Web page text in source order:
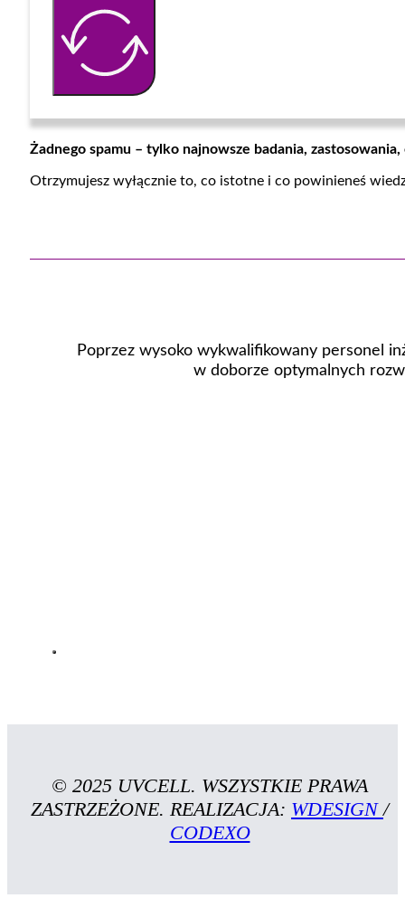
Żadnego spamu – tylko najnowsze badania,
Otrzymujesz wyłącznie to, co istotne i co powinieneś
Poprzez wysoko wykwalifikowany personel
w doborze optymalnych
© 2025 UVCELL. WSZYSTKIE PRAWA
ZASTRZEŻONE. REALIZACJA: WDESIGN/
CODEXO